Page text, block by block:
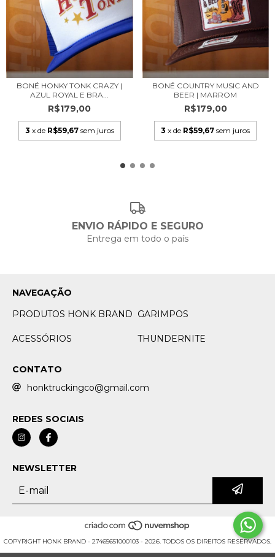
BONÉ HONKY TONK CRAZY |
AZUL ROYAL E BRA...
R$179,00
3 x de R$59,67 sem juros
BONÉ COUNTRY MUSIC AND
BEER | MARROM
R$179,00
3 x de R$59,67 sem juros
ENVIO RÁPIDO E SEGURO
Entrega em todo o país
NAVEGAÇÃO
PRODUTOS HONK BRAND GARIMPOS
ACESSÓRIOS THUNDERNITE
CONTATO
honktruckingco@gmail.com
REDES SOCIAIS
NEWSLETTER
COPYRIGHT HONK BRAND - 27465651000103 - 2026. TODOS OS DIREITOS RESERVADOS.